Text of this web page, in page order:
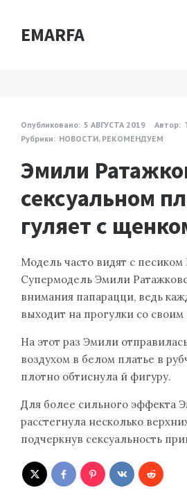
EMARFA
Опубликовано: 5 АВГУСТА 2019 Автор:
Рубрики: НОВОСТИ, РЕКОМЕНДУЕМ
Эмили
сексуальном
гуляет с
Модель часто видят с
Супермодель Эмили
внимания папарацци, ведь
выходит на прогулки со
На этот раз Эмили
воздухом в белом платье в
плотно обтиснула й фигуру.
Для более сильного эффекта
расстегнула несколько
подчеркнув сексуальность